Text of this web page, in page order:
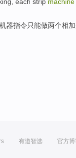
机器指令只能做两个相加
有道智选 官方博